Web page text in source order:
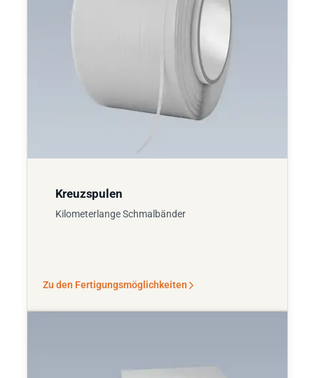
Kreuzspulen
Kilometerlange Schmalbänder
Zu den Fertigungsmöglichkeiten